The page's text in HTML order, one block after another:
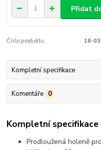
Přidat
Číslo produktu: 18-
Kompletní specifikace
Komentáře 0
Kompletní specifikace
Prodloužená holeně